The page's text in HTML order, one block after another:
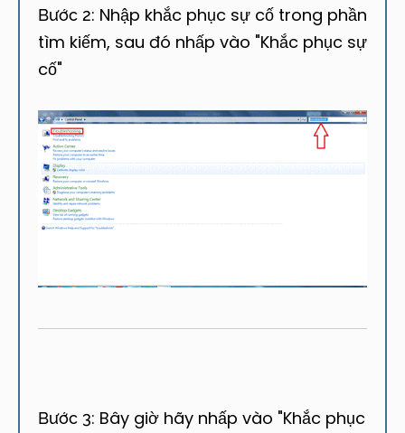
Bước 2: Nhập khắc phục sự cố trong phần
tìm kiếm, sau đó nhấp vào "Khắc phục sự
cố"
Bước 3: Bây giờ hãy nhấp vào "Khắc phục